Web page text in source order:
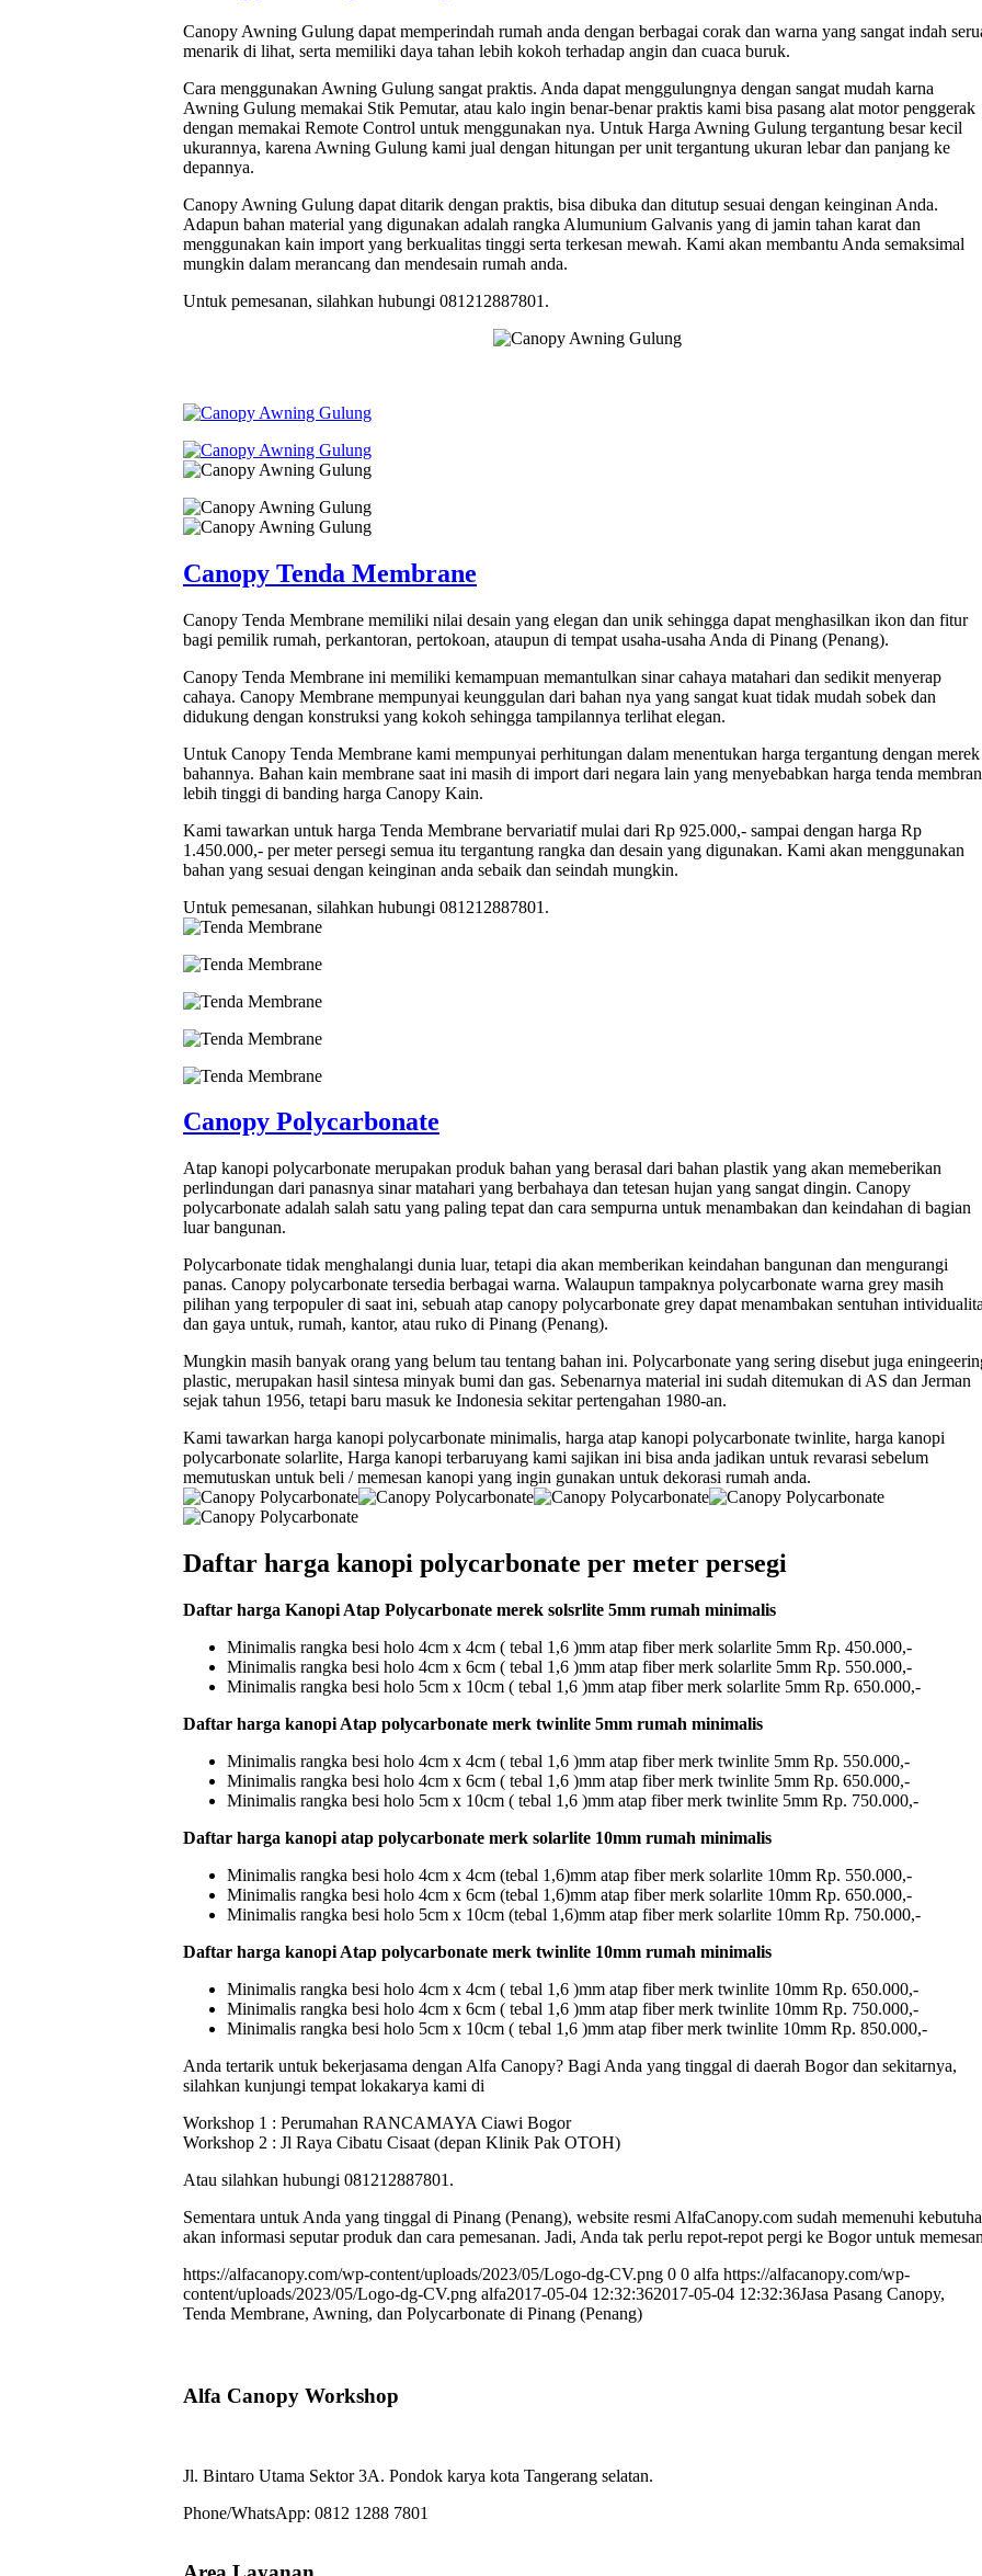
Canopy Awning Gulung dapat memperindah rumah anda dengan berbagai corak dan warna yang sangat indah
menarik di lihat, serta memiliki daya tahan lebih kokoh terhadap angin dan cuaca buruk.
Cara menggunakan Awning Gulung sangat praktis. Anda dapat menggulungnya dengan sangat mudah karna
Awning Gulung memakai Stik Pemutar, atau kalo ingin benar-benar praktis kami bisa pasang alat motor penggerak
dengan memakai Remote Control untuk menggunakan nya. Untuk Harga Awning Gulung tergantung besar kecil
ukurannya, karena Awning Gulung kami jual dengan hitungan per unit tergantung ukuran lebar dan panjang ke
depannya.
Canopy Awning Gulung dapat ditarik dengan praktis, bisa dibuka dan ditutup sesuai dengan keinginan Anda.
Adapun bahan material yang digunakan adalah rangka Alumunium Galvanis yang di jamin tahan karat dan
menggunakan kain import yang berkualitas tinggi serta terkesan mewah. Kami akan membantu Anda semaksimal
mungkin dalam merancang dan mendesain rumah anda.
Untuk pemesanan, silahkan hubungi 081212887801.
Canopy Tenda Membrane
Canopy Tenda Membrane memiliki nilai desain yang elegan dan unik sehingga dapat menghasilkan ikon dan fitur
bagi pemilik rumah, perkantoran, pertokoan, ataupun di tempat usaha-usaha Anda di Pinang (Penang).
Canopy Tenda Membrane ini memiliki kemampuan memantulkan sinar cahaya matahari dan sedikit menyerap
cahaya. Canopy Membrane mempunyai keunggulan dari bahan nya yang sangat kuat tidak mudah sobek dan
didukung dengan konstruksi yang kokoh sehingga tampilannya terlihat elegan.
Untuk Canopy Tenda Membrane kami mempunyai perhitungan dalam menentukan harga tergantung dengan merek
bahannya. Bahan kain membrane saat ini masih di import dari negara lain yang menyebabkan harga tenda
lebih tinggi di banding harga Canopy Kain.
Kami tawarkan untuk harga Tenda Membrane bervariatif mulai dari Rp 925.000,- sampai dengan harga Rp
1.450.000,- per meter persegi semua itu tergantung rangka dan desain yang digunakan. Kami akan menggunakan
bahan yang sesuai dengan keinginan anda sebaik dan seindah mungkin.
Untuk pemesanan, silahkan hubungi 081212887801.
Canopy Polycarbonate
Atap kanopi polycarbonate merupakan produk bahan yang berasal dari bahan plastik yang akan memeberikan
perlindungan dari panasnya sinar matahari yang berbahaya dan tetesan hujan yang sangat dingin. Canopy
polycarbonate adalah salah satu yang paling tepat dan cara sempurna untuk menambakan dan keindahan di bagian
luar bangunan.
Polycarbonate tidak menghalangi dunia luar, tetapi dia akan memberikan keindahan bangunan dan mengurangi
panas. Canopy polycarbonate tersedia berbagai warna. Walaupun tampaknya polycarbonate warna grey masih
pilihan yang terpopuler di saat ini, sebuah atap canopy polycarbonate grey dapat menambakan sentuhan
dan gaya untuk, rumah, kantor, atau ruko di Pinang (Penang).
Mungkin masih banyak orang yang belum tau tentang bahan ini. Polycarbonate yang sering disebut juga
plastic, merupakan hasil sintesa minyak bumi dan gas. Sebenarnya material ini sudah ditemukan di AS dan Jerman
sejak tahun 1956, tetapi baru masuk ke Indonesia sekitar pertengahan 1980-an.
Kami tawarkan harga kanopi polycarbonate minimalis, harga atap kanopi polycarbonate twinlite, harga kanopi
polycarbonate solarlite, Harga kanopi terbaruyang kami sajikan ini bisa anda jadikan untuk revarasi sebelum
memutuskan untuk beli / memesan kanopi yang ingin gunakan untuk dekorasi rumah anda.
Daftar harga kanopi polycarbonate per meter persegi
Daftar harga Kanopi Atap Polycarbonate merek solsrlite 5mm rumah minimalis
Minimalis rangka besi holo 4cm x 4cm ( tebal 1,6 )mm atap fiber merk solarlite 5mm Rp. 450.000,-
Minimalis rangka besi holo 4cm x 6cm ( tebal 1,6 )mm atap fiber merk solarlite 5mm Rp. 550.000,-
Minimalis rangka besi holo 5cm x 10cm ( tebal 1,6 )mm atap fiber merk solarlite 5mm Rp. 650.000,-
Daftar harga kanopi Atap polycarbonate merk twinlite 5mm rumah minimalis
Minimalis rangka besi holo 4cm x 4cm ( tebal 1,6 )mm atap fiber merk twinlite 5mm Rp. 550.000,-
Minimalis rangka besi holo 4cm x 6cm ( tebal 1,6 )mm atap fiber merk twinlite 5mm Rp. 650.000,-
Minimalis rangka besi holo 5cm x 10cm ( tebal 1,6 )mm atap fiber merk twinlite 5mm Rp. 750.000,-
Daftar harga kanopi atap polycarbonate merk solarlite 10mm rumah minimalis
Minimalis rangka besi holo 4cm x 4cm (tebal 1,6)mm atap fiber merk solarlite 10mm Rp. 550.000,-
Minimalis rangka besi holo 4cm x 6cm (tebal 1,6)mm atap fiber merk solarlite 10mm Rp. 650.000,-
Minimalis rangka besi holo 5cm x 10cm (tebal 1,6)mm atap fiber merk solarlite 10mm Rp. 750.000,-
Daftar harga kanopi Atap polycarbonate merk twinlite 10mm rumah minimalis
Minimalis rangka besi holo 4cm x 4cm ( tebal 1,6 )mm atap fiber merk twinlite 10mm Rp. 650.000,-
Minimalis rangka besi holo 4cm x 6cm ( tebal 1,6 )mm atap fiber merk twinlite 10mm Rp. 750.000,-
Minimalis rangka besi holo 5cm x 10cm ( tebal 1,6 )mm atap fiber merk twinlite 10mm Rp. 850.000,-
Anda tertarik untuk bekerjasama dengan Alfa Canopy? Bagi Anda yang tinggal di daerah Bogor dan sekitarnya,
silahkan kunjungi tempat lokakarya kami di
Workshop 1 : Perumahan RANCAMAYA Ciawi Bogor
Workshop 2 : Jl Raya Cibatu Cisaat (depan Klinik Pak OTOH)
Atau silahkan hubungi 081212887801.
Sementara untuk Anda yang tinggal di Pinang (Penang), website resmi AlfaCanopy.com sudah memenuhi
akan informasi seputar produk dan cara pemesanan. Jadi, Anda tak perlu repot-repot pergi ke Bogor untuk
https://alfacanopy.com/wp-content/uploads/2023/05/Logo-dg-CV.png 0 0 alfa https://alfacanopy.com/wp-
content/uploads/2023/05/Logo-dg-CV.png alfa2017-05-04 12:32:362017-05-04 12:32:36Jasa Pasang Canopy,
Tenda Membrane, Awning, dan Polycarbonate di Pinang (Penang)
Alfa Canopy Workshop
Jl. Bintaro Utama Sektor 3A. Pondok karya kota Tangerang selatan.
Phone/WhatsApp: 0812 1288 7801